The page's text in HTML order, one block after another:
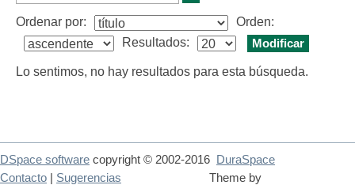
Ordenar por:
Orden:
Resultados:
Lo sentimos, no hay resultados para esta búsqueda.
DSpace software copyright © 2002-2016
DuraSpace
Theme by
Contacto Sugerencias